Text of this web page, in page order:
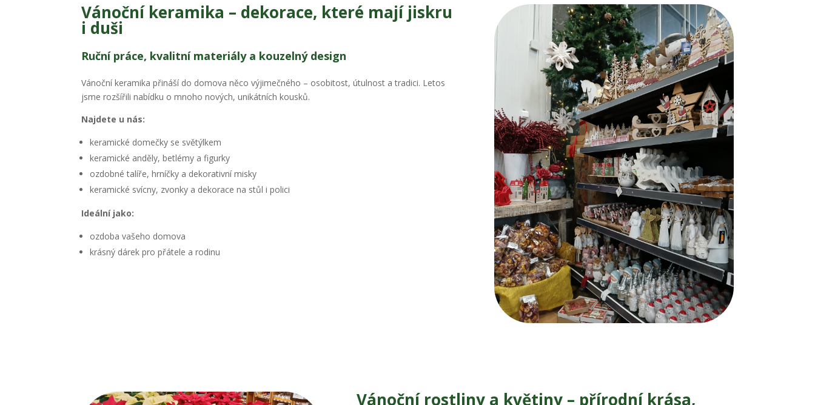
Vánoční keramika – dekorace, které mají jiskru
i duši
Ruční práce, kvalitní materiály a kouzelný design
Vánoční keramika přináší do domova něco výjimečného – osobitost, útulnost a tradici. Letos
jsme rozšířili nabídku o mnoho nových, unikátních kousků.
Najdete u nás:
keramické domečky se světýlkem
keramické anděly, betlémy a figurky
ozdobné talíře, hrníčky a dekorativní misky
keramické svícny, zvonky a dekorace na stůl i polici
Ideální jako:
ozdoba vašeho domova
krásný dárek pro přátele a rodinu
Vánoční rostliny a květiny – přírodní krása,